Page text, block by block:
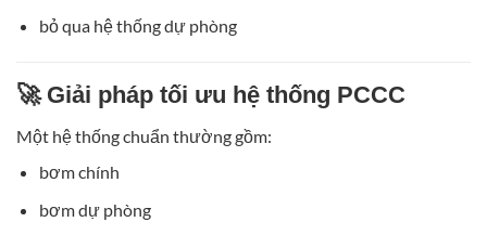
bỏ qua hệ thống dự phòng
🚀 Giải pháp tối ưu hệ thống PCCC
Một hệ thống chuẩn thường gồm:
bơm chính
bơm dự phòng